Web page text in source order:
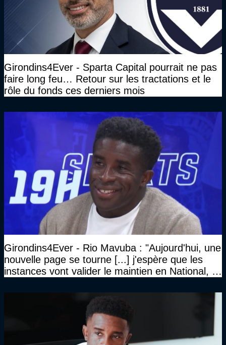
Girondins4Ever - Sparta Capital pourrait ne pas
faire long feu… Retour sur les tractations et le
rôle du fonds ces derniers mois
Girondins4Ever - Rio Mavuba : "Aujourd'hui, une
nouvelle page se tourne [...] j'espère que les
instances vont valider le maintien en National, et
haut niveau"